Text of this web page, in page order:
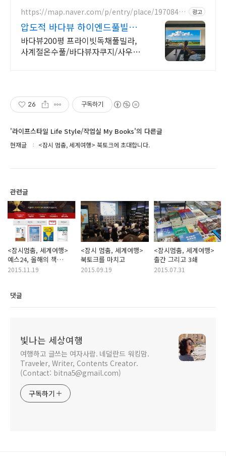
심한 배려의 감성숙소
https://map.naver.com/p/entry/place/19708468
광고
압도적 바다뷰 하이엔드풀빌라
7-8월 한정 수영장 포함
바다뷰200평 프라이빗독채풀빌라,
사계절온수풀/바다뷰자쿠지/사우
26 구독하기
'라이프스타일 Life Style/작업실 My Books'의 다른글
현재글 <잠시 멈춤, 세계여행> 북토크에 초대합니다.
관련글
<잠시멈춤, 세계여행>
예스24, 올해의 책
후보에 오르다.
2015.11.19
<잠시 멈춤, 세계여행>
북토크를 마치고
2015.09.19
<잠시멈춤, 세계여행>
출간 그리고 3쇄
2015.07.31
댓글
빛나는 세상여행
여행하고 글쓰는 여자사람. 네덜란드 워킹맘.
Traveler, Writer, Contents Creator.
(Contact: bitna5@gmail.com)
구독하기